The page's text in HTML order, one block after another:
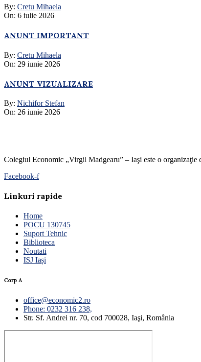
By: Cretu Mihaela
On: 6 iulie 2026
ANUNT IMPORTANT
By: Cretu Mihaela
On: 29 iunie 2026
ANUNT VIZUALIZARE
By: Nichifor Stefan
On: 26 iunie 2026
Colegiul Economic „Virgil Madgearu” – Iaşi este o organizaţie
Facebook-f
Linkuri rapide
Home
POCU 130745
Suport Tehnic
Biblioteca
Noutati
ISJ Iași
Corp A
office@economic2.ro
Phone: 0232 316 238,
Str. Sf. Andrei nr. 70, cod 700028, Iaşi, România